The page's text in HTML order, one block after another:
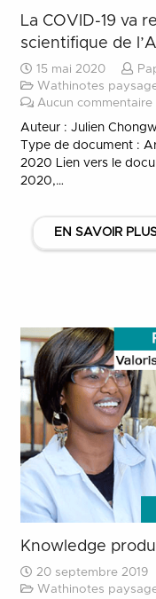
La COVID-19 va
scientifique de
15 mai 2020
Wathinotes
Aucun commentaire
Auteur : Julien
Type de document :
2020 Lien vers le
2020,…
EN SAVOIR
Knowledge
20 septembre 2019
Wathinotes